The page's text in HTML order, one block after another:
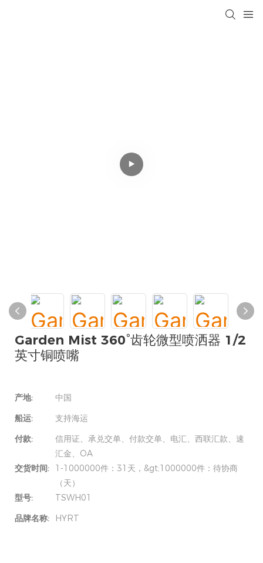
Garden Mist 360°齿轮微型喷洒器 1/2
英寸铜喷嘴
产地:
中国
船运:
支持海运
付款:
信用证、承兑交单、付款交单、电汇、西联汇款、速
汇金、OA
交货时间:
1-1000000件：31天，&gt;1000000件：待协商
（天）
型号:
TSWH01
品牌名称:
HYRT